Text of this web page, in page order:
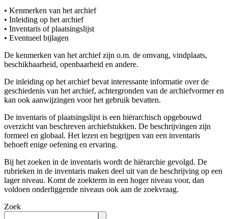
• Kenmerken van het archief
• Inleiding op het archief
• Inventaris of plaatsingslijst
• Eventueel bijlagen
De kenmerken van het archief zijn o.m. de omvang, vindplaats,
beschikbaarheid, openbaarheid en andere.
De inleiding op het archief bevat interessante informatie over de
geschiedenis van het archief, achtergronden van de archiefvormer en
kan ook aanwijzingen voor het gebruik bevatten.
De inventaris of plaatsingslijst is een hiërarchisch opgebouwd
overzicht van beschreven archiefstukken. De beschrijvingen zijn
formeel en globaal. Het lezen en begrijpen van een inventaris
behoeft enige oefening en ervaring.
Bij het zoeken in de inventaris wordt de hiërarchie gevolgd. De
rubrieken in de inventaris maken deel uit van de beschrijving op een
lager niveau. Komt de zoekterm in een hoger niveau voor, dan
voldoen onderliggende niveaus ook aan de zoekvraag.
Zoek